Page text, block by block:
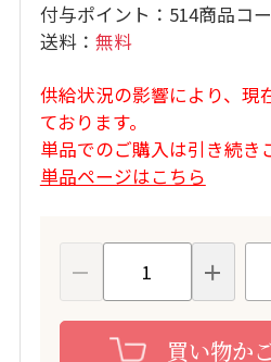
付与ポイント 514商品コ
送料
無料
供給状況の影響により、現
ております。
単品でのご購入は引き続き
単品ページはこちら
買い物か